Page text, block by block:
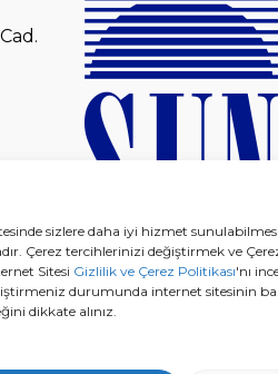
sizlere daha iyi hizmet
Çerez tercihlerinizi değiştirmek ve
Sitesi Gizlilik ve Çerez Politikası'nı
durumunda internet sitesinin
dikkate alınız.